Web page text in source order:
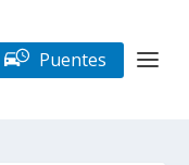
Puentes